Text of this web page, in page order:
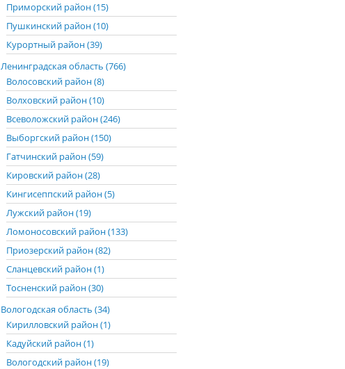
Приморский район (15)
Пушкинский район (10)
Курортный район (39)
Ленинградская область (766)
Волосовский район (8)
Волховский район (10)
Всеволожский район (246)
Выборгский район (150)
Гатчинский район (59)
Кировский район (28)
Кингисеппский район (5)
Лужский район (19)
Ломоносовский район (133)
Приозерский район (82)
Сланцевский район (1)
Тосненский район (30)
Вологодская область (34)
Кирилловский район (1)
Кадуйский район (1)
Вологодский район (19)